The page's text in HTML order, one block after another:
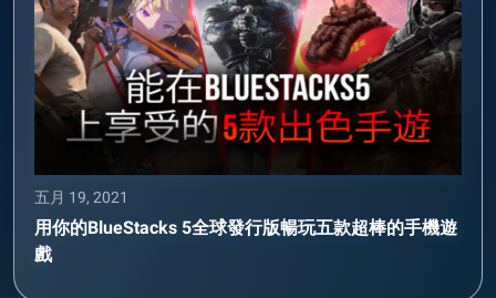
五月 19, 2021
用你的BlueStacks 5全球發行版暢玩五款超棒的手機遊
戲